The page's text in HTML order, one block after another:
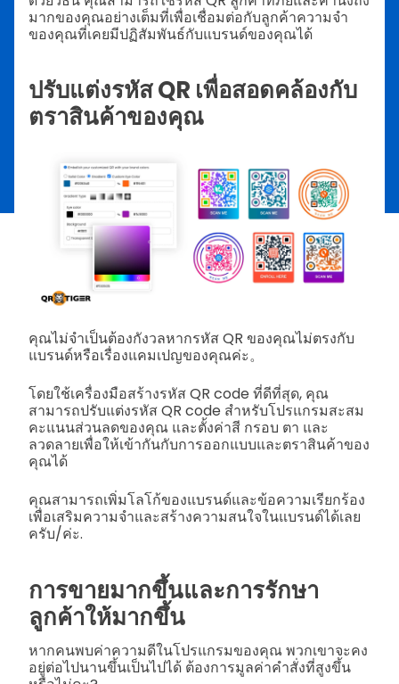
มากของคุณอย่างเต็มที่เพื่อเชื่อมต่อกับลูกค้าความจำ
ของคุณที่เคยมีปฏิสัมพันธ์กับแบรนด์ของคุณได้
ปรับแต่งรหัส QR เพื่อสอดคล้องกับ
ตราสินค้าของคุณ
คุณไม่จำเป็นต้องกังวลหากรหัส QR ของคุณไม่ตรงกับ
แบรนด์หรือเรื่องแคมเปญของคุณค่ะ。
โดยใช้เครื่องมือสร้างรหัส QR code ที่ดีที่สุด, คุณ
สามารถปรับแต่งรหัส QR code สำหรับโปรแกรมสะสม
คะแนนส่วนลดของคุณ และตั้งค่าสี กรอบ ตา และ
ลวดลายเพื่อให้เข้ากันกับการออกแบบและตราสินค้าของ
คุณได้
คุณสามารถเพิ่มโลโก้ของแบรนด์และข้อความเรียกร้อง
เพื่อเสริมความจำและสร้างความสนใจในแบรนด์ได้เลย
ครับ/ค่ะ.
การขายมากขึ้นและการรักษา
ลูกค้าให้มากขึ้น
หากคนพบค่าความดีในโปรแกรมของคุณ พวกเขาจะคง
อยู่ต่อไปนานขึ้นเป็นไปได้ ต้องการมูลค่าคำสั่งที่สูงขึ้น